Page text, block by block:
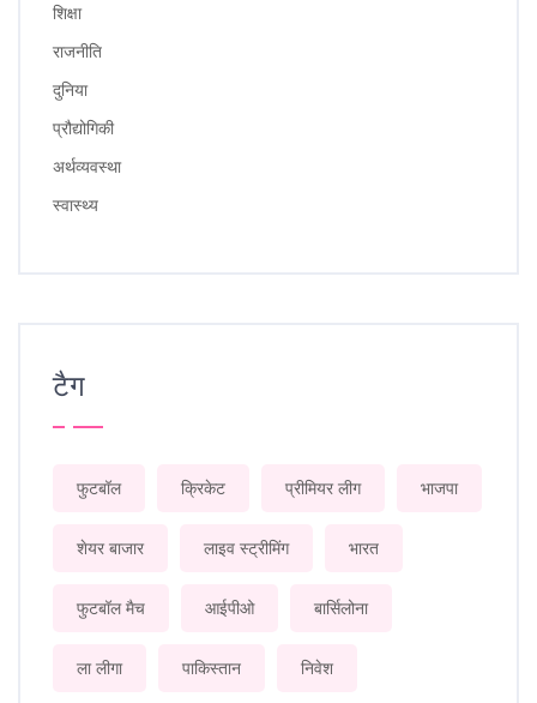
शिक्षा
राजनीति
दुनिया
प्रौद्योगिकी
अर्थव्यवस्था
स्वास्थ्य
टैग
फुटबॉल क्रिकेट प्रीमियर लीग भाजपा
शेयर बाजार लाइव स्ट्रीमिंग भारत
फुटबॉल मैच आईपीओ बार्सिलोना
ला लीगा पाकिस्तान निवेश